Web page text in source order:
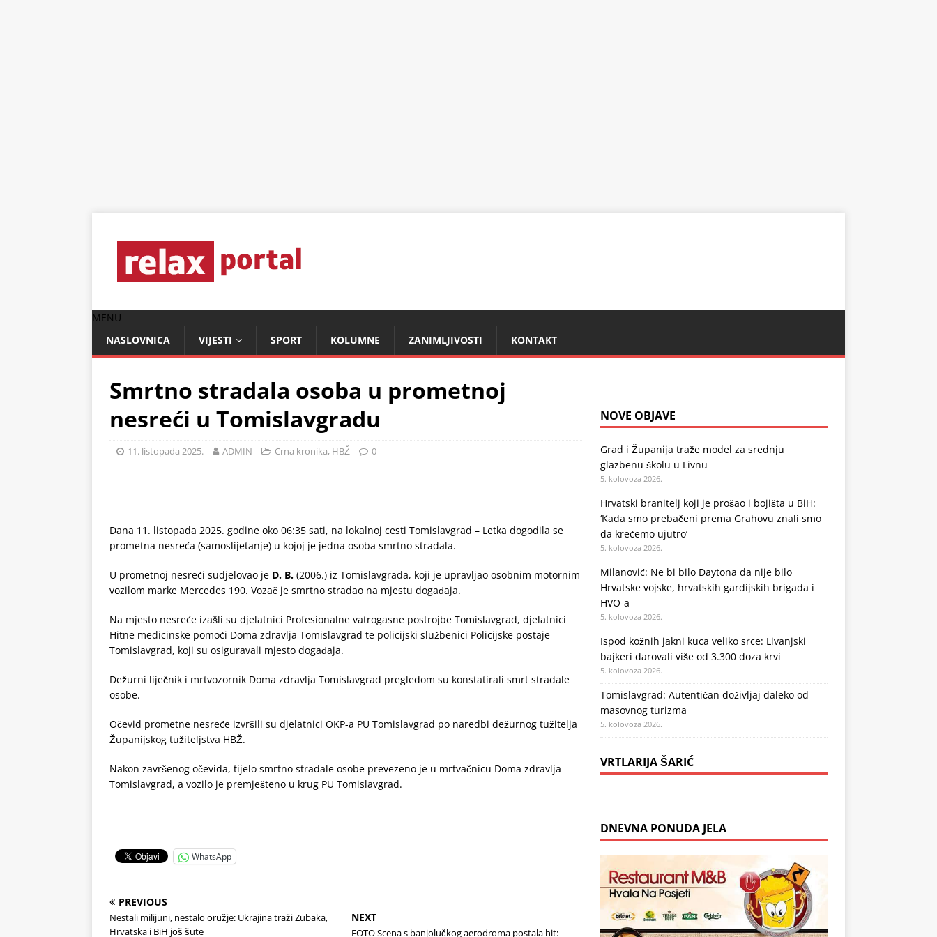
MENU
NASLOVNICA
VIJESTI SPORT KOLUMNE ZANIMLJIVOSTI KONTAKT
Smrtno stradala osoba u prometnoj
nesreći u Tomislavgradu
11. listopada 2025. ADMIN Crna kronika, HBŽ 0
Dana 11. listopada 2025. godine oko 06:35 sati, na lokalnoj cesti Tomislavgrad – Letka dogodila se
prometna nesreća (samoslijetanje) u kojoj je jedna osoba smrtno stradala.
U prometnoj nesreći sudjelovao je D. B. (2006.) iz Tomislavgrada, koji je upravljao osobnim motornim
vozilom marke Mercedes 190. Vozač je smrtno stradao na mjestu događaja.
Na mjesto nesreće izašli su djelatnici Profesionalne vatrogasne postrojbe Tomislavgrad, djelatnici
Hitne medicinske pomoći Doma zdravlja Tomislavgrad te policijski službenici Policijske postaje
Tomislavgrad, koji su osiguravali mjesto događaja.
Dežurni liječnik i mrtvozornik Doma zdravlja Tomislavgrad pregledom su konstatirali smrt stradale
osobe.
Očevid prometne nesreće izvršili su djelatnici OKP-a PU Tomislavgrad po naredbi dežurnog tužitelja
Županijskog tužiteljstva HBŽ.
Nakon završenog očevida, tijelo smrtno stradale osobe prevezeno je u mrtvačnicu Doma zdravlja
Tomislavgrad, a vozilo je premješteno u krug PU Tomislavgrad.
WhatsApp
PREVIOUS
Nestali milijuni, nestalo oružje: Ukrajina traži Zubaka,
Hrvatska i BiH još šute
NEXT
FOTO Scena s banjolučkog aerodroma postala hit:
NOVE OBJAVE
Grad i Županija traže model za srednju
glazbenu školu u Livnu
5. kolovoza 2026.
Hrvatski branitelj koji je prošao i bojišta u BiH:
‘Kada smo prebačeni prema Grahovu znali smo
da krećemo ujutro’
5. kolovoza 2026.
Milanović: Ne bi bilo Daytona da nije bilo
Hrvatske vojske, hrvatskih gardijskih brigada i
HVO-a
5. kolovoza 2026.
Ispod kožnih jakni kuca veliko srce: Livanjski
bajkeri darovali više od 3.300 doza krvi
5. kolovoza 2026.
Tomislavgrad: Autentičan doživljaj daleko od
masovnog turizma
5. kolovoza 2026.
VRTLARIJA ŠARIĆ
DNEVNA PONUDA JELA